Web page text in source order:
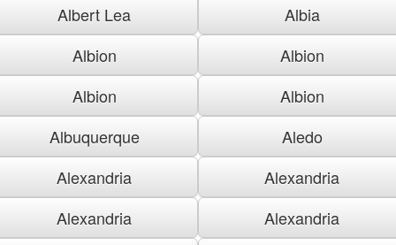
Albert Lea
Albia
Albion
Albion
Albion
Albion
Albuquerque
Aledo
Alexandria
Alexandria
Alexandria
Alexandria